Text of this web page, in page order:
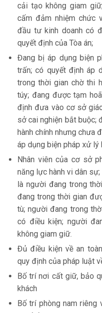
cải tạo không giam
cấm đảm nhiệm chức
đầu tư kinh doanh có
quyết định của Tòa án;
Đang bị áp dụng biện
trấn; có quyết định áp
trong thời gian chờ thi
túy; đang được tạm
định đưa vào cơ sở
sở cai nghiện bắt buộc;
hành chính nhưng chưa
áp dụng biện pháp xử lý
Nhân viên của cơ sở
năng lực hành vi dân
là người đang trong
đang trong thời gian
tù; người đang trong
có điều kiện; người
không giam giữ.
Đủ điều kiện về an
quy định của pháp luật
Bố trí nơi cất giữ, bảo
khách
Bố trí phòng nam riêng